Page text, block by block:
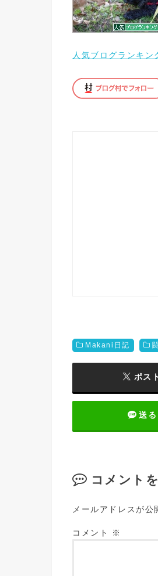
人気ブログランキン
Makani日記
ポス
送る
コメント
メールアドレスが公
コメント ※